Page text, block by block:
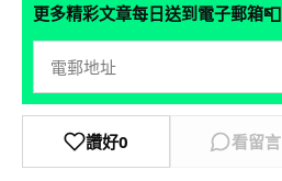
更多精彩文章每日送到電子郵箱📮
讚好0 看留言